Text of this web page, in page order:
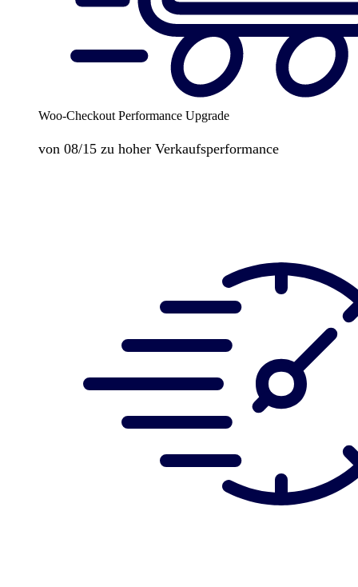
Woo-Checkout Performance Upgrade
von 08/15 zu hoher Verkaufsperformance